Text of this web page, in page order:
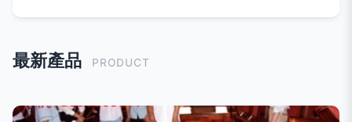
最新產品 PRODUCT